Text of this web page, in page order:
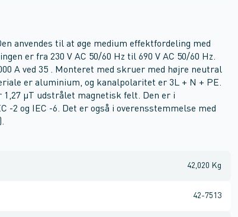
anvendes til at øge medium effektfordeling med
er fra 230 V AC 50/60 Hz til 690 V AC 50/60 Hz.
A ved 35 . Monteret med skruer med højre neutral
er aluminium, og kanalpolaritet er 3L + N + PE.
1,27 µT udstrålet magnetisk felt. Den er i
-2 og IEC -6. Det er også i overensstemmelse med
42,020 Kg
42-7513